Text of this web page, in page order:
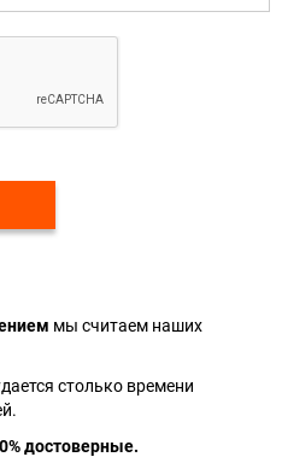
мы считаем наших
столько времени
достоверные.